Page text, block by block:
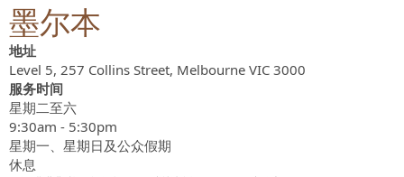
墨尔本
地址
Level 5, 257 Collins Street, Melbourne VIC 3000
服务时间
星期二至六
9:30am - 5:30pm
星期一、星期日及公众假期
休息